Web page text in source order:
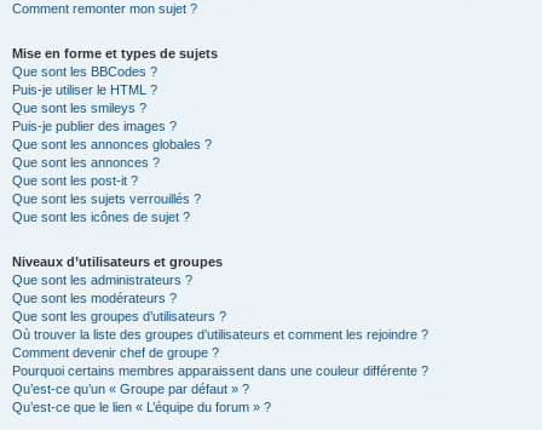
Comment remonter mon sujet ?
Mise en forme et types de sujets
Que sont les BBCodes ?
Puis-je utiliser le HTML ?
Que sont les smileys ?
Puis-je publier des images ?
Que sont les annonces globales ?
Que sont les annonces ?
Que sont les post-it ?
Que sont les sujets verrouillés ?
Que sont les icônes de sujet ?
Niveaux d’utilisateurs et groupes
Que sont les administrateurs ?
Que sont les modérateurs ?
Que sont les groupes d’utilisateurs ?
Où trouver la liste des groupes d’utilisateurs et comment les rejoindre ?
Comment devenir chef de groupe ?
Pourquoi certains membres apparaissent dans une couleur différente ?
Qu’est-ce qu’un « Groupe par défaut » ?
Qu’est-ce que le lien « L’équipe du forum » ?